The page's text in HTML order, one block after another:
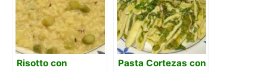
Risotto con
Pasta Cortezas con